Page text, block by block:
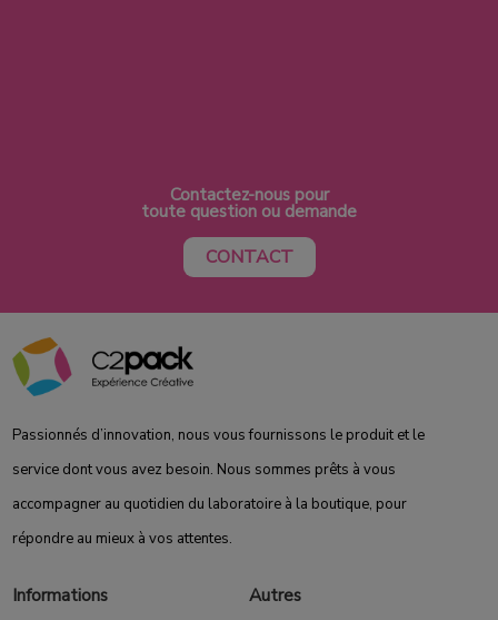
Contactez-nous pour
toute question ou demande
CONTACT
Passionnés d’innovation, nous vous fournissons le produit et le
service dont vous avez besoin. Nous sommes prêts à vous
accompagner au quotidien du laboratoire à la boutique, pour
répondre au mieux à vos attentes.
Informations Autres